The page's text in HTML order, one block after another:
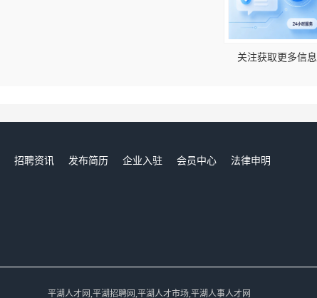
关注获取更多信息
招聘资讯 发布简历 企业入驻 会员中心
法律申明
平湖人才网,平湖招聘网,平湖人才市场,平湖人事人才网